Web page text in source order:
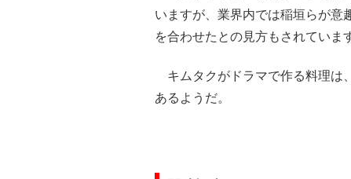
いますが、業界内では稲垣らが意
を合わせたとの見方もされていま
キムタクがドラマで作る料理は
あるようだ。